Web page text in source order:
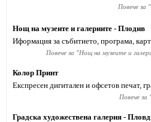
Повече за "
Нощ на музеите и галериите - Плодив
Иформация за събитието, програма,
Повече за "Нощ на музеите и
Колор Принт
Експресен дигитален и офсетов печат,
Повече за
Градска художествена галерия -